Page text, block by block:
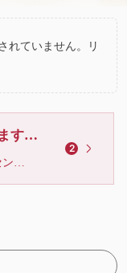
れていません。リ
注意：WikiFXでの評価が低すぎます、利用しないでください
このブローカーには現在、有効なライセンスが確認されていません。リスクにご注意下さい！
2